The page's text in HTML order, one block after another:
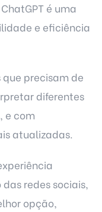
é uma
e eficiência
que precisam de
diferentes
e com
atualizadas.
redes sociais,
opção,